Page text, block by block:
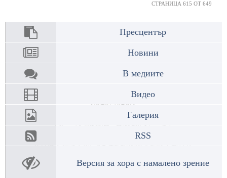
СТРАНИЦА 615 ОТ 649
Пресцентър
Новини
В медиите
Видео
Галерия
RSS
Версия за хора с намалено зрение